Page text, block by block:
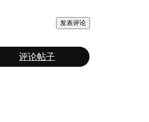
发表评论
评论帖子